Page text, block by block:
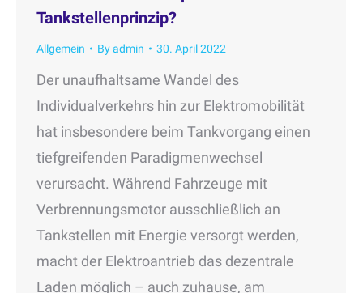
Tankstellenprinzip?
Allgemein Byadmin 30. April 2022
Der unaufhaltsame Wandel des
Individualverkehrs hin zur Elektromobilität
hat insbesondere beim Tankvorgang einen
tiefgreifenden Paradigmenwechsel
verursacht. Während Fahrzeuge mit
Verbrennungsmotor ausschließlich an
Tankstellen mit Energie versorgt werden,
macht der Elektroantrieb das dezentrale
Laden möglich – auch zuhause, am